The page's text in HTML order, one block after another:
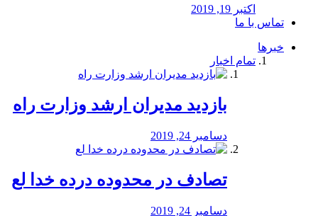
اکتبر 19, 2019
تماس با ما
خبرها
تمام اخبار
بازدید مدیران ارشد وزارت راه
دسامبر 24, 2019
تصادف در محدوده درده خدا لع
دسامبر 24, 2019